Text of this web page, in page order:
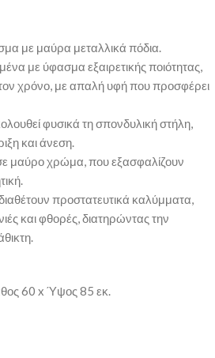
με μαύρα μεταλλικά πόδια.
με ύφασμα εξαιρετικής ποιότητας,
χρόνο, με απαλή υφή που προσφέρει
φυσικά τη σπονδυλική στήλη,
και άνεση.
μαύρο χρώμα, που εξασφαλίζουν
προστατευτικά καλύμματα,
και φθορές, διατηρώντας την
60 x Ύψος 85 εκ.